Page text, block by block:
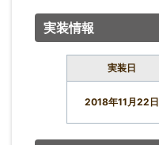
実装情報
実装日
2018年11月22日